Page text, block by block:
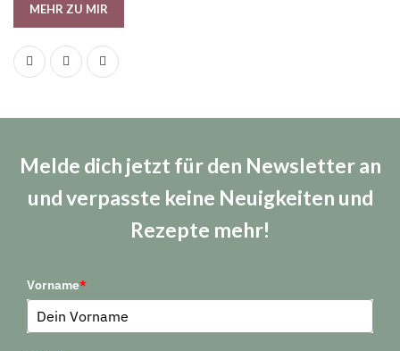
MEHR ZU MIR
Melde dich jetzt für den Newsletter an
und verpasste keine Neuigkeiten und
Rezepte mehr!
Vorname*